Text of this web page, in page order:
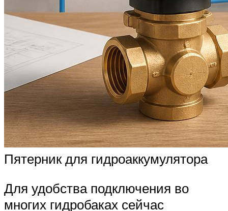
Пятерник для гидроаккумулятора
Для удобства подключения во
многих гидробаках сейчас